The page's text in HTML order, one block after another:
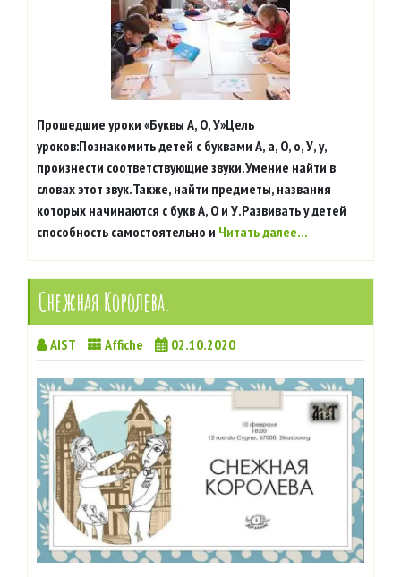
Прошедшие уроки «Буквы А, О, У»Цель
уроков:Познакомить детей с буквами А, а, О, о, У, у,
произнести соответствующие звуки.Умение найти в
словах этот звук.Также, найти предметы, названия
которых начинаются с букв А, О и У.Развивать у детей
способность самостоятельно и Читать далее…
Снежная Королева.
AIST Affiche 02.10.2020